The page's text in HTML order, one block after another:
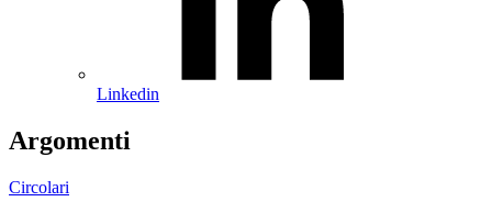
Linkedin
Argomenti
Circolari